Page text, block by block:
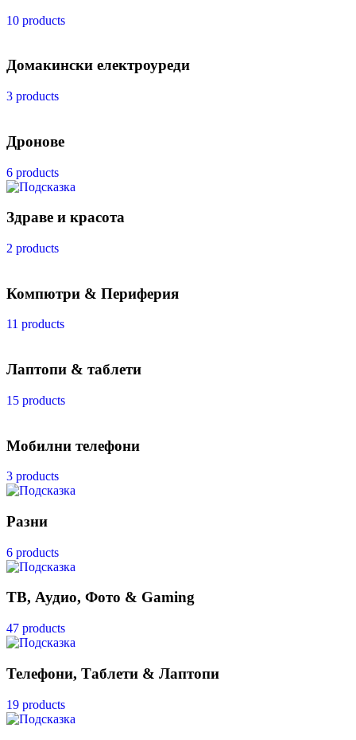
10 products
Домакински електроуреди
3 products
Дронове
6 products
Здраве и красота
2 products
Компютри & Периферия
11 products
Лаптопи & таблети
15 products
Мобилни телефони
3 products
Разни
6 products
ТВ, Аудио, Фото & Gaming
47 products
Телефони, Таблети & Лаптопи
19 products